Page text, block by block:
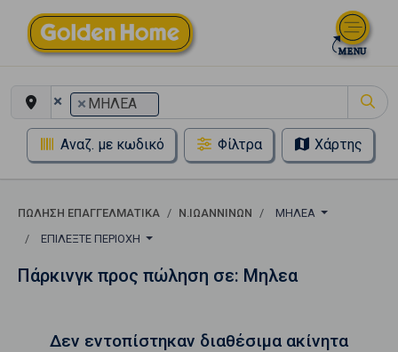
× × ΜΗΛΕΑ
Αναζ. με κωδικό Φίλτρα Χάρτης
ΠΏΛΗΣΗ ΕΠΑΓΓΕΛΜΑΤΙΚΆ Ν.ΙΩΑΝΝΙΝΩΝ
ΜΗΛΕΑ
ΕΠΙΛΈΞΤΕ ΠΕΡΙΟΧΉ
Πάρκινγκ προς πώληση σε: Μηλεα
Δεν εντοπίστηκαν διαθέσιμα ακίνητα